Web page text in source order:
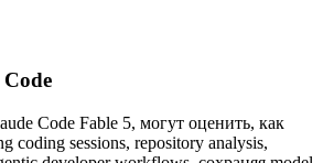
Code Fable 5, могут оценить, как
coding sessions, repository analysis,